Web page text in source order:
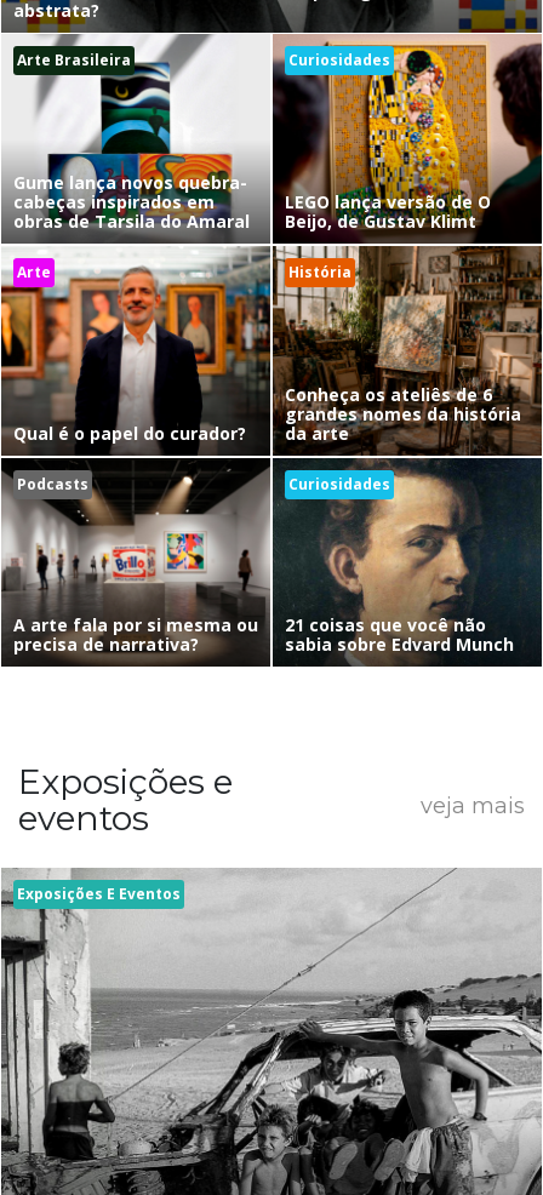
abstrata?
Arte Brasileira
Gume lança novos quebra-
cabeças inspirados em
obras de Tarsila do Amaral
Curiosidades
LEGO lança versão de O
Beijo, de Gustav Klimt
Arte
Qual é o papel do curador?
História
Conheça os ateliês de 6
grandes nomes da história
da arte
Podcasts
A arte fala por si mesma ou
precisa de narrativa?
Curiosidades
21 coisas que você não
sabia sobre Edvard Munch
Exposições e
eventos
veja mais
Exposições E Eventos